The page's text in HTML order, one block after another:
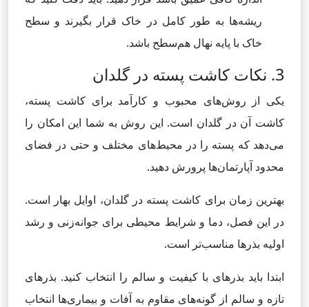
ریشه‌ها به طور کامل در خاک قرار بگیرند و سطح
خاک با پایه نهال هم‌سطح باشد.
3. نکات کاشت پسته در گلدان
یکی از روش‌های محبوب و کارآمد برای کاشت پسته،
کاشت آن در گلدان است. این روش به شما این امکان را
می‌دهد که پسته را در محیط‌های مختلف و حتی در فضای
محدود آپارتمان‌ها پرورش دهید.
بهترین زمان برای کاشت پسته در گلدان، اوایل بهار است.
در این فصل، دما و شرایط محیطی برای جوانه‌زنی و رشد
اولیه بذرها مناسب‌تر است.
ابتدا باید بذرهای با کیفیت و سالم را انتخاب کنید. بذرهای
تازه و سالم از گونه‌های مقاوم به آفات و بیماری‌ها انتخاب